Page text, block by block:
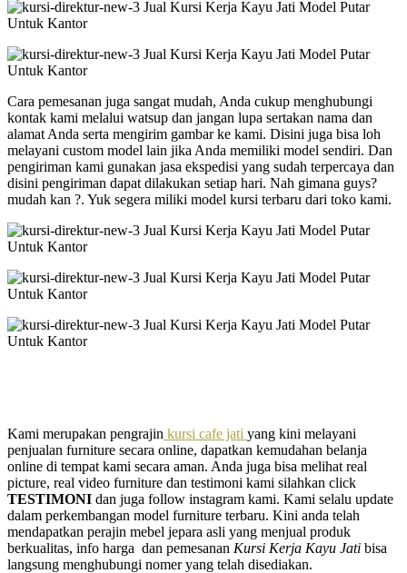
Cara pemesanan juga sangat mudah, Anda cukup menghubungi
kontak kami melalui watsup dan jangan lupa sertakan nama dan
alamat Anda serta mengirim gambar ke kami. Disini juga bisa loh
melayani custom model lain jika Anda memiliki model sendiri. Dan
pengiriman kami gunakan jasa ekspedisi yang sudah terpercaya dan
disini pengiriman dapat dilakukan setiap hari. Nah gimana guys?
mudah kan ?. Yuk segera miliki model kursi terbaru dari toko kami.
Kami merupakan pengrajin kursi cafe jati yang kini melayani
penjualan furniture secara online, dapatkan kemudahan belanja
online di tempat kami secara aman. Anda juga bisa melihat real
picture, real video furniture dan testimoni kami silahkan click
TESTIMONI dan juga follow instagram kami. Kami selalu update
dalam perkembangan model furniture terbaru. Kini anda telah
mendapatkan perajin mebel jepara asli yang menjual produk
berkualitas, info harga dan pemesanan Kursi Kerja Kayu Jati bisa
langsung menghubungi nomer yang telah disediakan.